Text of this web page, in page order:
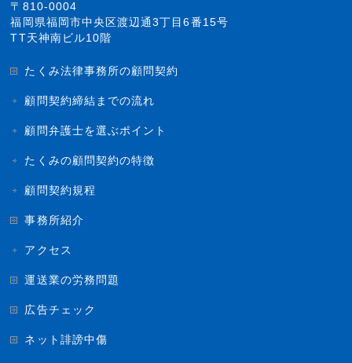
〒810-0004
福岡県福岡市中央区渡辺通3丁目6番15号
TT天神南ビル10階
たくみ法律事務所の顧問契約
顧問契約締結までの流れ
顧問弁護士を選ぶポイント
たくみの顧問契約の特徴
顧問契約規程
事務所紹介
アクセス
運送業の労務問題
広告チェック
ネット誹謗中傷